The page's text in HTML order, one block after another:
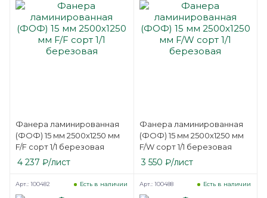
Фанера ламинированная
(ФОФ) 15 мм 2500х1250 мм
F/F сорт 1/1 березовая
4 237 ₽/лист
Фанера ламинированная
(ФОФ) 15 мм 2500х1250 мм
F/W сорт 1/1 березовая
3 550 ₽/лист
Есть в наличии
Арт.: 100482 Есть в наличии
Арт.: 100488